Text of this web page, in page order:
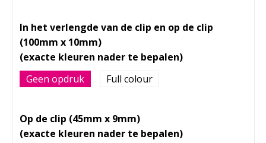
In het verlengde van de clip en op de clip
(100mm x 10mm)
Geen opdruk Full colour
Op de clip (45mm x 9mm)